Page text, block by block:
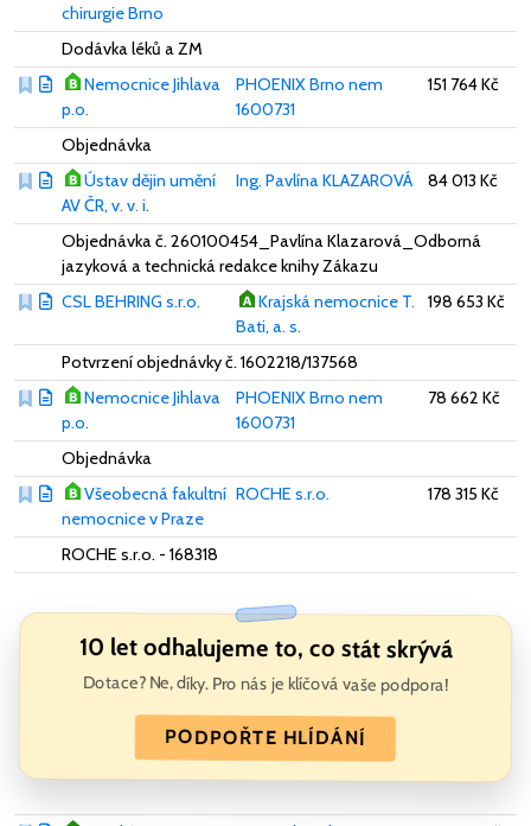
chirurgie Brno
Dodávka léků a ZM
Nemocnice Jihlava
p.o.
PHOENIX Brno nem
1600731
151 764 Kč
Objednávka
Ústav dějin umění
AV ČR, v. v. i.
Ing. Pavlína KLAZAROVÁ 84 013 Kč
Objednávka č. 260100454_Pavlína Klazarová_Odborná
jazyková a technická redakce knihy Zákazu
CSL BEHRING s.r.o.
Krajská nemocnice T.
Bati, a. s.
198 653 Kč
Potvrzení objednávky č. 1602218/137568
Nemocnice Jihlava
p.o.
PHOENIX Brno nem
1600731
78 662 Kč
Objednávka
Všeobecná fakultní
nemocnice v Praze
ROCHE s.r.o. 178 315 Kč
ROCHE s.r.o. - 168318
10 let odhalujeme to, co stát skrývá
Dotace? Ne, díky. Pro nás je klíčová vaše podpora!
PODPOŘTE HLÍDÁNÍ